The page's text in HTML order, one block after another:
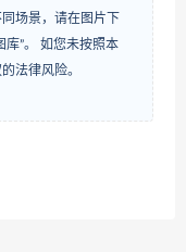
场景，请在图片下
库”。 如您未按照本
法律风险。